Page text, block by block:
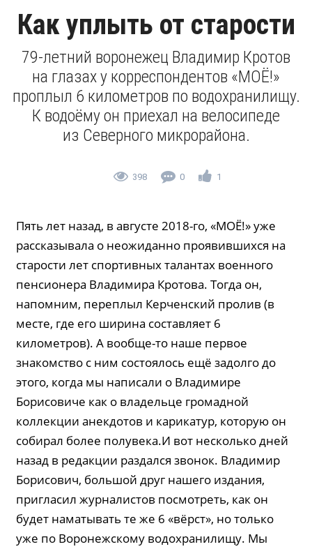
Как уплыть от старости
79-летний воронежец Владимир Кротов
на глазах у корреспондентов «МОЁ!»
проплыл 6 километров по водохранилищу.
К водоёму он приехал на велосипеде
из Северного микрорайона.
398 0 1
Пять лет назад, в августе 2018-го, «МОЁ!» уже
рассказывала о неожиданно проявившихся на
старости лет спортивных талантах военного
пенсионера Владимира Кротова. Тогда он,
напомним, переплыл Керченский пролив (в
месте, где его ширина составляет 6
километров). А вообще-то наше первое
знакомство с ним состоялось ещё задолго до
этого, когда мы написали о Владимире
Борисовиче как о владельце громадной
коллекции анекдотов и карикатур, которую он
собирал более полувека.И вот несколько дней
назад в редакции раздался звонок. Владимир
Борисович, большой друг нашего издания,
пригласил журналистов посмотреть, как он
будет наматывать те же 6 «вёрст», но только
уже по Воронежскому водохранилищу. Мы